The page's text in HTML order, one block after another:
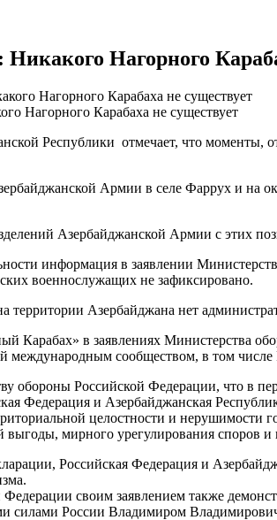
Нагорного
Нагорного Карабаха не существует
Республики отмечает, что моменты,
Армии в селе Фаррух и на
Азербайджанской Армии с этих
информация в заявлении
военнослужащих не зафиксировано.
территории Азербайджана нет
Карабах» в заявлениях Министерства
международным сообществом, в том числе
обороны Российской Федерации, что в
Федерация и Азербайджанская
целостности и
выгоды, мирного урегулирования споров
Российская Федерация и
своим заявлением также
силами России Владимиром